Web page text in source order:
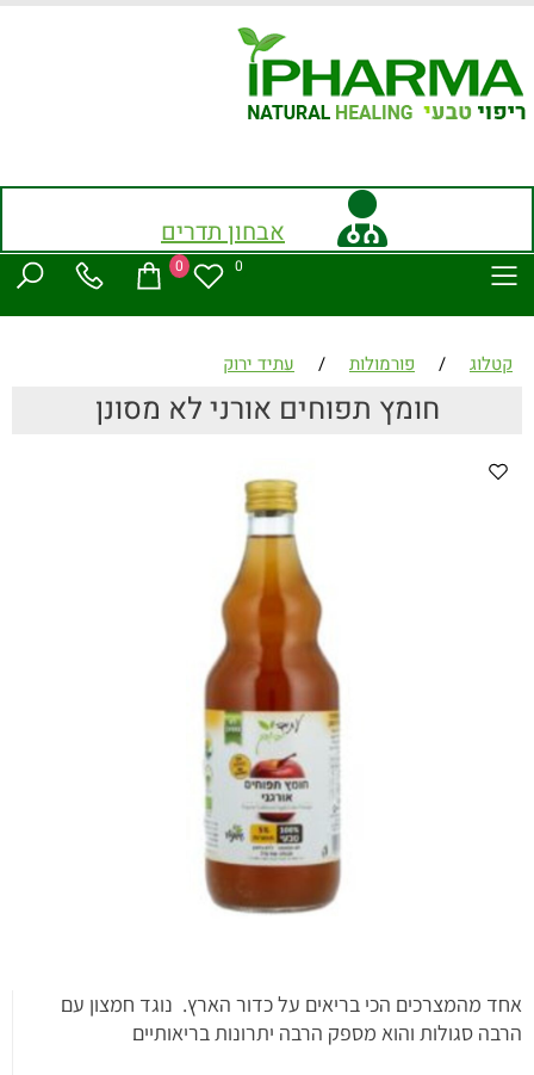
אבחון תדרים
0 0
קטלוג / פורמולות / עתיד ירוק
חומץ תפוחים אורני לא מסונן
אחד מהמצרכים הכי בריאים על כדור הארץ. נוגד חמצון עם
הרבה סגולות והוא מספק הרבה יתרונות בריאותיים